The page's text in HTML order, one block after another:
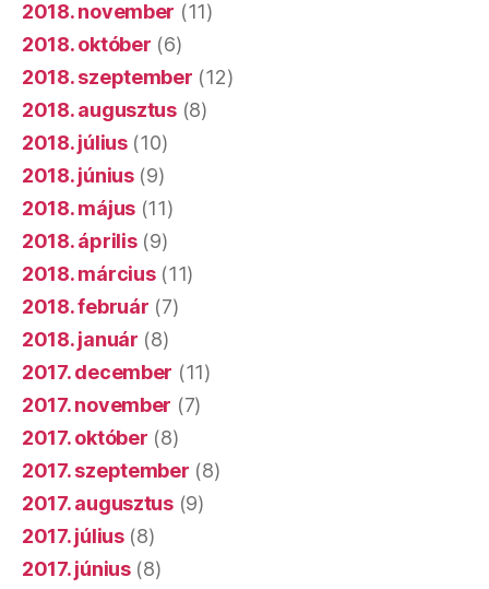
2018. november (11)
2018. október (6)
2018. szeptember (12)
2018. augusztus(8)
2018. július(10)
2018. június(9)
2018. május (11)
2018. április(9)
2018. március(11)
2018. február (7)
2018. január (8)
2017. december (11)
2017. november (7)
2017. október (8)
2017. szeptember (8)
2017. augusztus(9)
2017. július(8)
2017. június(8)